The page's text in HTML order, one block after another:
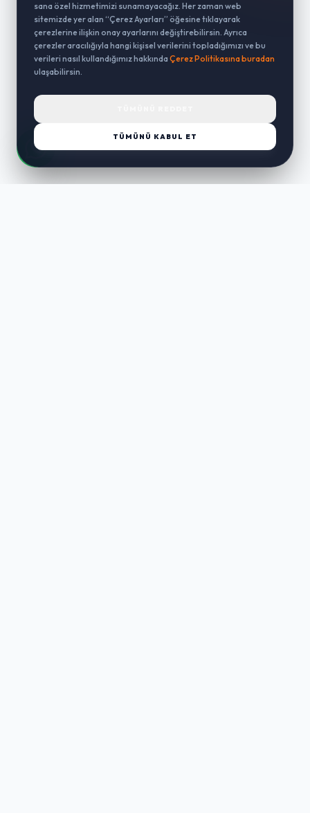
sana özel hizmetimizi sunamayacağız. Her zaman web
sitemizde yer alan “Çerez Ayarları” öğesine tıklayarak
çerezlerine ilişkin onay ayarlarını değiştirebilirsin. Ayrıca
çerezler aracılığıyla hangi kişisel verilerini topladığımızı ve bu
verileri nasıl kullandığımız hakkında Çerez Politikasına buradan
ulaşabilirsin.
TÜMÜNÜ KABUL ET